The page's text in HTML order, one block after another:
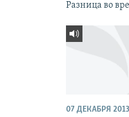
Разница во
07 ДЕКАБРЯ 2013